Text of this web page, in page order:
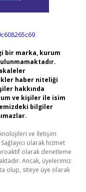
bir marka, kurum
haber niteliği
hakkında
ve kişiler ile isim
bilgiler
ve İletişim
olarak hizmet
olarak denetleme
Ancak, üyelerimiz
olup, siteye üye olarak